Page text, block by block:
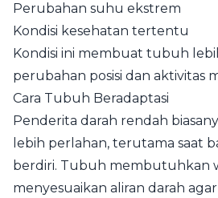
Perubahan suhu ekstrem
Kondisi kesehatan tertentu
Kondisi ini membuat tubuh
perubahan posisi dan aktivitas
Cara Tubuh Beradaptasi
Penderita darah rendah
lebih perlahan, terutama saat
berdiri. Tubuh membutuhkan
menyesuaikan aliran darah